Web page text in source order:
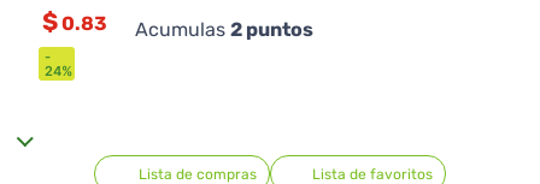
-
24%
$0.83 Acumulas 2puntos
Lista de compras Lista de favoritos